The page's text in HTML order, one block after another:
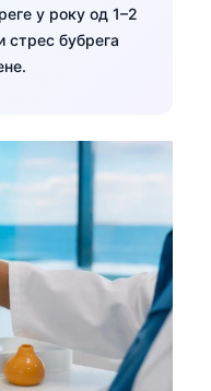
у року од 1–2
бубрега